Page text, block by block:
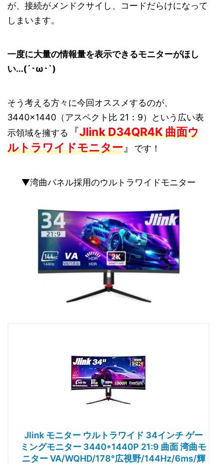
が、接続がメンドクサイし、コードだらけになって
しまいます。
一度に大量の情報量を表示できるモニターがほし
い...(´･ω･`)
そう考える方々に今回オススメするのが、
3440×1440（アスペクト比 21：9）という広い表
示領域を擁する
『Jlink D34QR4K 曲面ウ
ルトラワイドモニター』 です！
▼湾曲パネル採用のウルトラワイドモニター
Jlink モニター ウルトラワイド 34インチ ゲー
ミングモニター 3440*1440P 21:9 曲面 湾曲モ
ニター VA/WQHD/178°広視野/144Hz/6ms/輝